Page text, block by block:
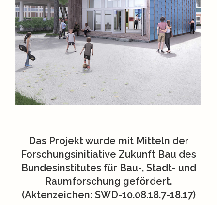
Das Projekt wurde mit Mitteln der
Forschungsinitiative Zukunft Bau des
Bundesinstitutes für Bau-, Stadt- und
Raumforschung gefördert.
(Aktenzeichen: SWD-10.08.18.7-18.17)